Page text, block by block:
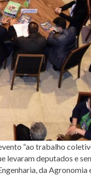
“ao trabalho
levaram deputados e
da